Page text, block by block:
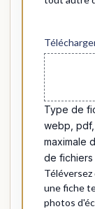
Type de
webp,
maximale
de fichiers
une fiche
photos